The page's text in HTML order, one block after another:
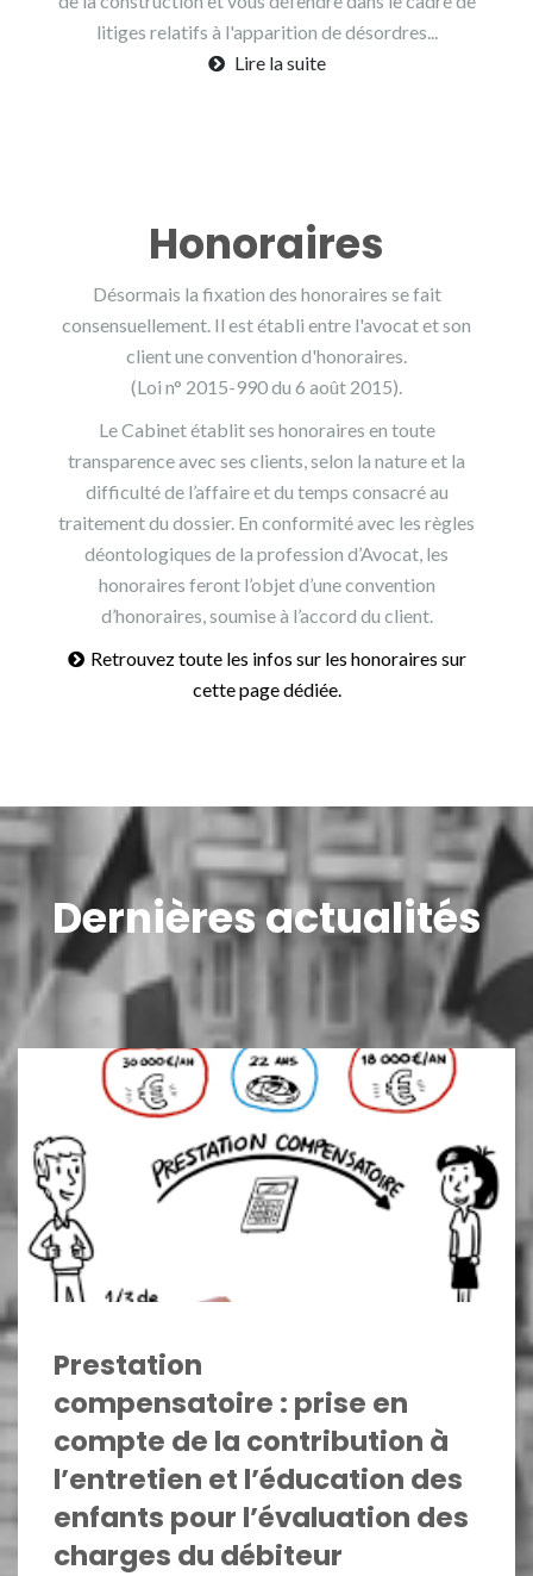
litiges relatifs à l'apparition de désordres...
Lire la suite
Honoraires
Désormais la fixation des honoraires se fait
consensuellement. Il est établi entre l'avocat et son
client une convention d'honoraires.
(Loi n° 2015-990 du 6 août 2015).
Le Cabinet établit ses honoraires en toute
transparence avec ses clients, selon la nature et la
difficulté de l’affaire et du temps consacré au
traitement du dossier. En conformité avec les règles
déontologiques de la profession d’Avocat, les
honoraires feront l’objet d’une convention
d’honoraires, soumise à l’accord du client.
Retrouvez toute les infos sur les honoraires sur
cette page dédiée.
Dernières actualités
Prestation
compensatoire : prise en
compte de la contribution à
l’entretien et l’éducation des
enfants pour l’évaluation des
charges du débiteur